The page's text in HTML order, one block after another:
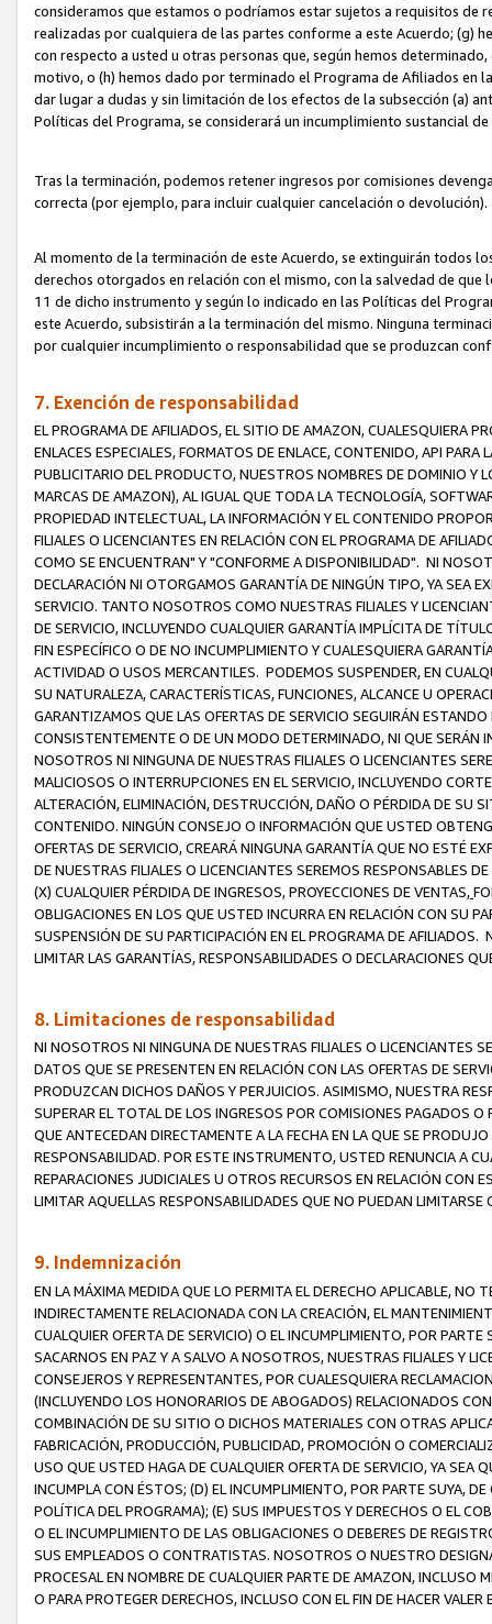
consideramos que estamos o podríamos estar sujetos a requisitos de
realizadas por cualquiera de las partes conforme a este Acuerdo; (g)
con respecto a usted u otras personas que, según hemos
motivo, o (h) hemos dado por terminado el Programa de Afiliados en
dar lugar a dudas y sin limitación de los efectos de la subsección (a)
Políticas del Programa, se considerará un incumplimiento sustancial
Tras la terminación, podemos retener ingresos por comisiones
correcta (por ejemplo, para incluir cualquier cancelación o devolución).
Al momento de la terminación de este Acuerdo, se extinguirán todos
derechos otorgados en relación con el mismo, con la salvedad de
11 de dicho instrumento y según lo indicado en las Políticas del
este Acuerdo, subsistirán a la terminación del mismo. Ninguna
por cualquier incumplimiento o responsabilidad que se produzcan
7. Exención de responsabilidad
EL PROGRAMA DE AFILIADOS, EL SITIO DE AMAZON, CUALESQUIERA
ENLACES ESPECIALES, FORMATOS DE ENLACE, CONTENIDO, API
PUBLICITARIO DEL PRODUCTO, NUESTROS NOMBRES DE DOMINIO Y
MARCAS DE AMAZON), AL IGUAL QUE TODA LA TECNOLOGÍA,
PROPIEDAD INTELECTUAL, LA INFORMACIÓN Y EL CONTENIDO
FILIALES O LICENCIANTES EN RELACIÓN CON EL PROGRAMA DE
COMO SE ENCUENTRAN" Y "CONFORME A DISPONIBILIDAD". NI
DECLARACIÓN NI OTORGAMOS GARANTÍA DE NINGÚN TIPO, YA SEA
SERVICIO. TANTO NOSOTROS COMO NUESTRAS FILIALES Y
DE SERVICIO, INCLUYENDO CUALQUIER GARANTÍA IMPLÍCITA DE
FIN ESPECÍFICO O DE NO INCUMPLIMIENTO Y CUALESQUIERA
ACTIVIDAD O USOS MERCANTILES. PODEMOS SUSPENDER, EN
SU NATURALEZA, CARACTERÍSTICAS, FUNCIONES, ALCANCE U
GARANTIZAMOS QUE LAS OFERTAS DE SERVICIO SEGUIRÁN
CONSISTENTEMENTE O DE UN MODO DETERMINADO, NI QUE SERÁN
NOSOTROS NI NINGUNA DE NUESTRAS FILIALES O LICENCIANTES
MALICIOSOS O INTERRUPCIONES EN EL SERVICIO, INCLUYENDO
ALTERACIÓN, ELIMINACIÓN, DESTRUCCIÓN, DAÑO O PÉRDIDA DE SU
CONTENIDO. NINGÚN CONSEJO O INFORMACIÓN QUE USTED
OFERTAS DE SERVICIO, CREARÁ NINGUNA GARANTÍA QUE NO ESTÉ
DE NUESTRAS FILIALES O LICENCIANTES SEREMOS RESPONSABLES
(X) CUALQUIER PÉRDIDA DE INGRESOS, PROYECCIONES DE VENTAS,
OBLIGACIONES EN LOS QUE USTED INCURRA EN RELACIÓN CON SU
SUSPENSIÓN DE SU PARTICIPACIÓN EN EL PROGRAMA DE
LIMITAR LAS GARANTÍAS, RESPONSABILIDADES O DECLARACIONES
8. Limitaciones de responsabilidad
NI NOSOTROS NI NINGUNA DE NUESTRAS FILIALES O LICENCIANTES
DATOS QUE SE PRESENTEN EN RELACIÓN CON LAS OFERTAS DE
PRODUZCAN DICHOS DAÑOS Y PERJUICIOS. ASIMISMO, NUESTRA
SUPERAR EL TOTAL DE LOS INGRESOS POR COMISIONES PAGADOS
QUE ANTECEDAN DIRECTAMENTE A LA FECHA EN LA QUE SE
RESPONSABILIDAD. POR ESTE INSTRUMENTO, USTED RENUNCIA A
REPARACIONES JUDICIALES U OTROS RECURSOS EN RELACIÓN CON
LIMITAR AQUELLAS RESPONSABILIDADES QUE NO PUEDAN LIMITARSE
9. Indemnización
EN LA MÁXIMA MEDIDA QUE LO PERMITA EL DERECHO APLICABLE,
INDIRECTAMENTE RELACIONADA CON LA CREACIÓN, EL
CUALQUIER OFERTA DE SERVICIO) O EL INCUMPLIMIENTO, POR
SACARNOS EN PAZ Y A SALVO A NOSOTROS, NUESTRAS FILIALES Y
CONSEJEROS Y REPRESENTANTES, POR CUALESQUIERA
(INCLUYENDO LOS HONORARIOS DE ABOGADOS) RELACIONADOS
COMBINACIÓN DE SU SITIO O DICHOS MATERIALES CON OTRAS
FABRICACIÓN, PRODUCCIÓN, PUBLICIDAD, PROMOCIÓN O
USO QUE USTED HAGA DE CUALQUIER OFERTA DE SERVICIO, YA SEA
INCUMPLA CON ÉSTOS; (D) EL INCUMPLIMIENTO, POR PARTE SUYA,
POLÍTICA DEL PROGRAMA); (E) SUS IMPUESTOS Y DERECHOS O EL
O EL INCUMPLIMIENTO DE LAS OBLIGACIONES O DEBERES DE
SUS EMPLEADOS O CONTRATISTAS. NOSOTROS O NUESTRO
PROCESAL EN NOMBRE DE CUALQUIER PARTE DE AMAZON, INCLUSO
O PARA PROTEGER DERECHOS, INCLUSO CON EL FIN DE HACER VALER